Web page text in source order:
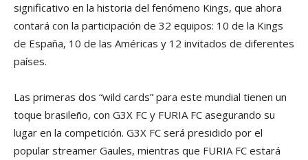
significativo en la historia del fenómeno Kings, que ahora
contará con la participación de 32 equipos: 10 de la Kings
de España, 10 de las Américas y 12 invitados de diferentes
países.
Las primeras dos “wild cards” para este mundial tienen un
toque brasileño, con G3X FC y FURIA FC asegurando su
lugar en la competición. G3X FC será presidido por el
popular streamer Gaules, mientras que FURIA FC estará